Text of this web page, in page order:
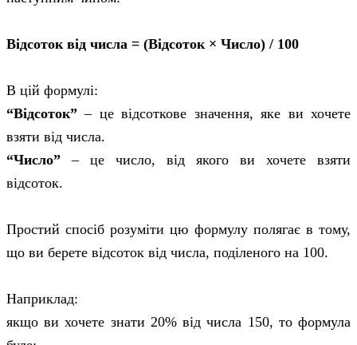
Відсоток від числа = (Відсоток × Число) / 100
В цій формулі:
“Відсоток” – це відсоткове значення, яке ви хочете
взяти від числа.
“Число” – це число, від якого ви хочете взяти
відсоток.
Простий спосіб розуміти цю формулу полягає в тому,
що ви берете відсоток від числа, поділеного на 100.
Наприклад:
якщо ви хочете знати 20% від числа 150, то формула